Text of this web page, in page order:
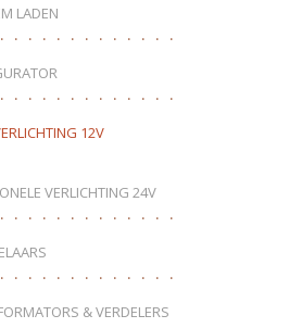
LADEN
12V
VERLICHTING 24V
& VERDELERS